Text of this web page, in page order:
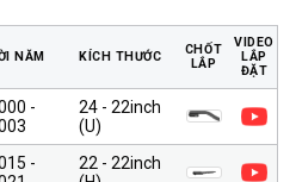
NĂM KÍCH THƯỚC
CHỐT
LẮP
VIDEO
LẮP
ĐẶT
-
24 - 22inch
(U)
-
22 - 22inch